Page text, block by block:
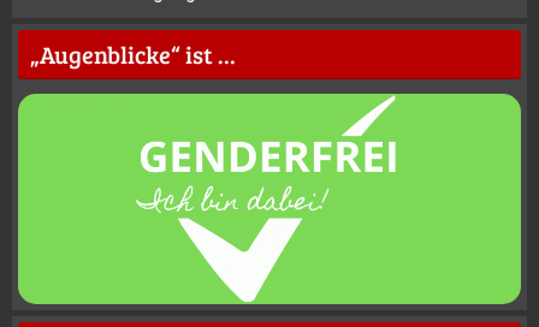
„Augenblicke“ ist …